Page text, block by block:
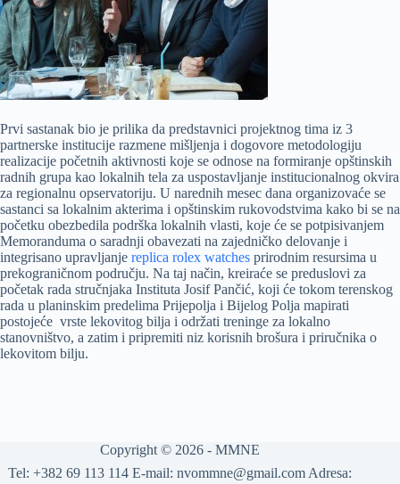
Prvi sastanak bio je prilika da predstavnici projektnog tima iz 3
partnerske institucije razmene mišljenja i dogovore metodologiju
realizacije početnih aktivnosti koje se odnose na formiranje opštinskih
radnih grupa kao lokalnih tela za uspostavljanje institucionalnog okvira
za regionalnu opservatoriju. U narednih mesec dana organizovaće se
sastanci sa lokalnim akterima i opštinskim rukovodstvima kako bi se na
početku obezbedila podrška lokalnih vlasti, koje će se potpisivanjem
Memoranduma o saradnji obavezati na zajedničko delovanje i
integrisano upravljanje replica rolex watches prirodnim resursima u
prekograničnom području. Na taj način, kreiraće se preduslovi za
početak rada stručnjaka Instituta Josif Pančić, koji će tokom terenskog
rada u planinskim predelima Prijepolja i Bijelog Polja mapirati
postojeće vrste lekovitog bilja i održati treninge za lokalno
stanovništvo, a zatim i pripremiti niz korisnih brošura i priručnika o
lekovitom bilju.
Copyright © 2026 -MMNE
Tel: +382 69 113 114 E-mail: nvommne@gmail.com Adresa: